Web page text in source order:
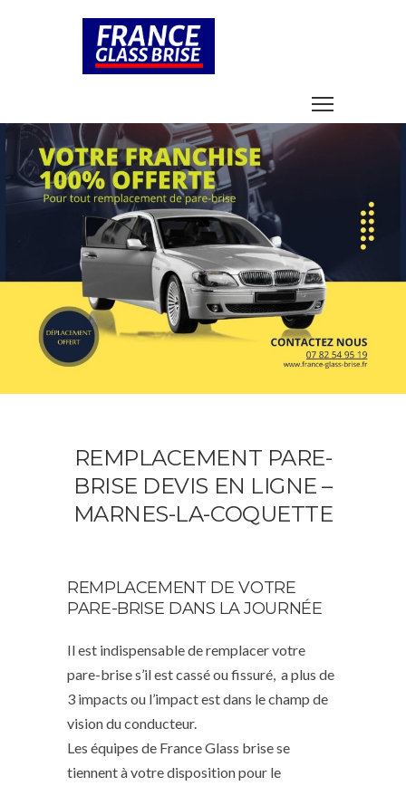
REMPLACEMENT PARE-
BRISE DEVIS EN LIGNE –
MARNES-LA-COQUETTE
REMPLACEMENT DE VOTRE
PARE-BRISE DANS LA JOURNÉE
Il est indispensable de remplacer votre
pare-brise s’il est cassé ou fissuré, a plus de
3 impacts ou l’impact est dans le champ de
vision du conducteur.
Les équipes de France Glass brise se
tiennent à votre disposition pour le